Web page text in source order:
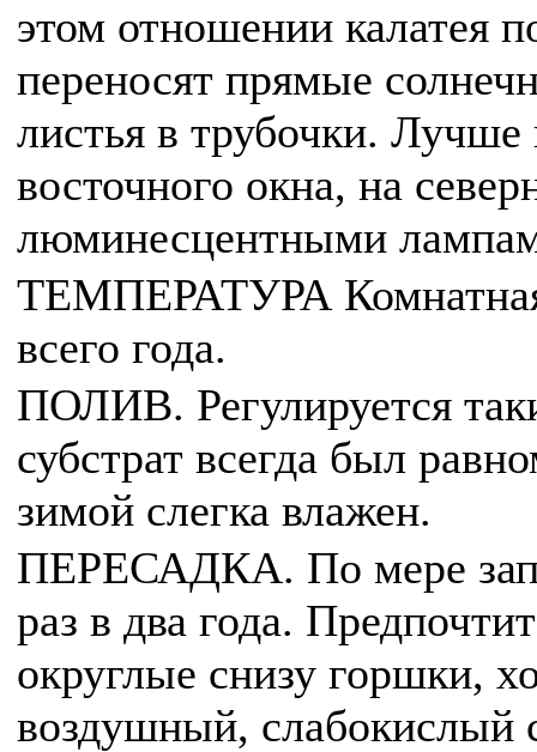
этом отношении калатея
переносят прямые
листья в трубочки. Лучше
восточного окна, на
люминесцентными
ТЕМПЕРАТУРА
всего года.
ПОЛИВ. Регулируется
субстрат всегда был
зимой слегка влажен.
ПЕРЕСАДКА. По мере
раз в два года.
округлые снизу горшки,
воздушный, слабокислый